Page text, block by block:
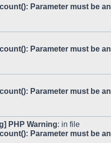
count(): Parameter must be an
count(): Parameter must be an
count(): Parameter must be an
PHP Warning: in file
count(): Parameter must be an